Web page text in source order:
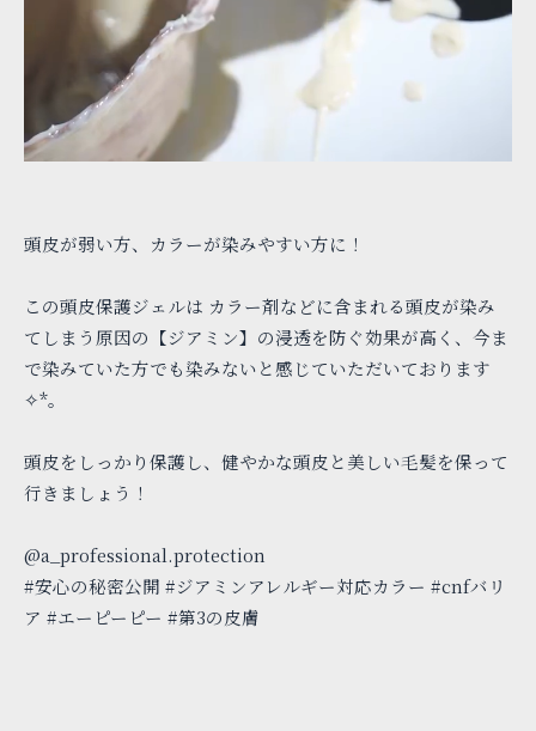
頭皮が弱い方、カラーが染みやすい方に！
この頭皮保護ジェルは カラー剤などに含まれる頭皮が染み
てしまう原因の【ジアミン】の浸透を防ぐ効果が高く、今ま
で染みていた方でも染みないと感じていただいております
✧*｡
頭皮をしっかり保護し、健やかな頭皮と美しい毛髪を保って
行きましょう！
@a_professional.protection
#安心の秘密公開 #ジアミンアレルギー対応カラー #cnfバリ
ア #エーピーピー #第3の皮膚